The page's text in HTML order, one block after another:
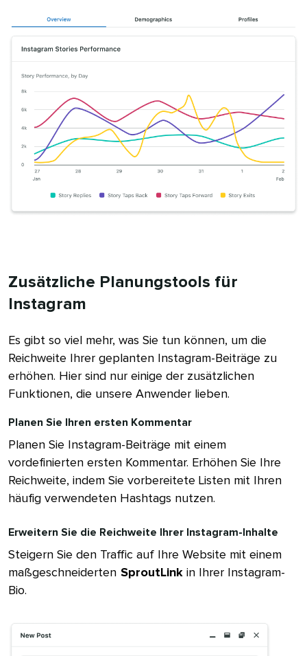
Zusätzliche Planungstools für
Instagram​​
Es gibt so viel mehr, was Sie tun können, um die
Reichweite Ihrer geplanten Instagram-Beiträge zu
erhöhen. Hier sind nur einige der zusätzlichen
Funktionen, die unsere Anwender lieben.​​
Planen Sie Ihren ersten Kommentar​​
Planen Sie Instagram-Beiträge mit einem
vordefinierten ersten Kommentar. Erhöhen Sie Ihre
Reichweite, indem Sie vorbereitete Listen mit Ihren
häufig verwendeten Hashtags nutzen.​​
Erweitern Sie die Reichweite Ihrer Instagram-Inhalte​​
Steigern Sie den Traffic auf Ihre Website mit einem
maßgeschneiderten​​ SproutLink in Ihrer Instagram-
Bio.​​